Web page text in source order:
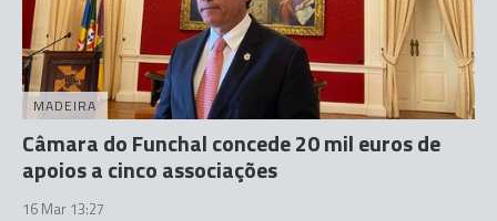
MADEIRA
Câmara do Funchal concede 20 mil euros de
apoios a cinco associações
16 Mar 13:27